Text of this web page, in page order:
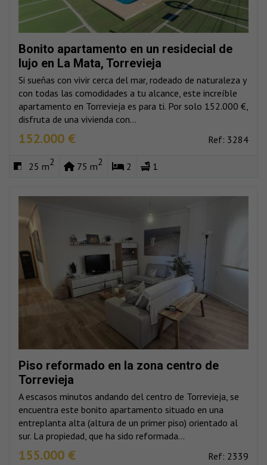
Bonito apartamento en un residecial de
lujo en La Mata, Torrevieja
Si sueñas con vivir cerca del mar, rodeado de naturaleza y
con todas las comodidades a tu alcance, este increíble
apartamento en Torrevieja es para ti. Por solo 152.000 €,
disfruta de una vivienda con...
152.000 € Ref: 3284
25 m2 75 m2 2 1
Piso reformado en la zona centro de
Torrevieja
A escasos minutos andando del centro de Torrevieja, se
encuentra este bonito apartamento situado en una
entreplanta alta (altura de un primer piso) orientado al
sur. La propiedad, que ha sido reformada...
155.000 € Ref: 2339